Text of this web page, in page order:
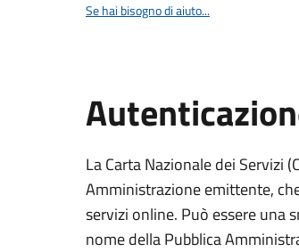
Se hai bisogno di aiuto...
La Carta Nazionale dei Servizi
Amministrazione emittente,
servizi online. Può essere una
nome della Pubblica